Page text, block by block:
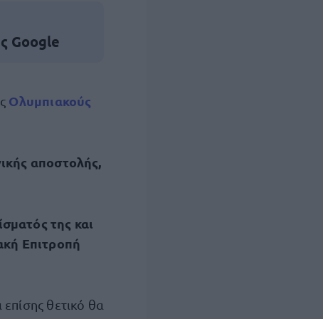
Google
Ολυμπιακούς
αποστολής,
της και
Επιτροπή
επίσης θετικό θα